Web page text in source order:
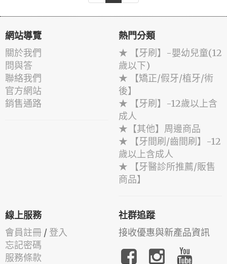
網站導覽
關於我們
問與答
聯絡我們
官方網站
銷售通路
熱門分類
★ 【牙刷】-嬰幼兒童(12
歲以下)
★ 【矯正/假牙/植牙/術
後】
★ 【牙刷】-12歲以上含
成人
★【其他】周邊商品
★ 【牙間刷/齒間刷】-12
歲以上含成人
★ 【牙醫診所推薦/販售
商品】
線上服務
會員註冊 / 登入
忘記密碼
服務條款
社群追蹤
接收優惠與新產品資訊